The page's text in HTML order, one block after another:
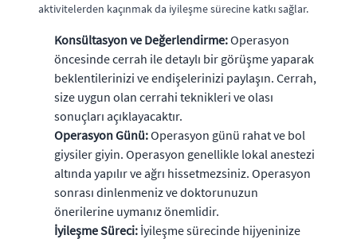
aktivitelerden kaçınmak da iyileşme sürecine katkı sağlar.
Konsültasyon ve Değerlendirme:Operasyon
öncesinde cerrah ile detaylı bir görüşme yaparak
beklentilerinizi ve endişelerinizi paylaşın. Cerrah,
size uygun olan cerrahi teknikleri ve olası
sonuçları açıklayacaktır.
Operasyon Günü:Operasyon günü rahat ve bol
giysiler giyin. Operasyon genellikle lokal anestezi
altında yapılır ve ağrı hissetmezsiniz. Operasyon
sonrası dinlenmeniz ve doktorunuzun
önerilerine uymanız önemlidir.
İyileşme Süreci: İyileşme sürecinde hijyeninize